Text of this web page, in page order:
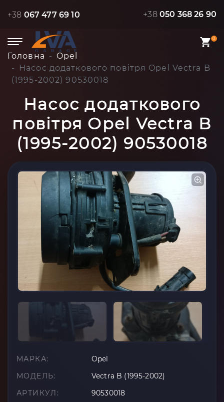
+38 067 477 69 10 +38 050 368 26 90
0
Головна
Opel
Насос додаткового повітря Opel Vectra B
(1995-2002) 90530018
Насос додаткового
повітря Opel Vectra B
(1995-2002) 90530018
МАРКА:
Opel
МОДЕЛЬ:
Vectra B (1995-2002)
АРТИКУЛ:
90530018